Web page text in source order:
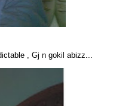
, Gj n gokil abizz...